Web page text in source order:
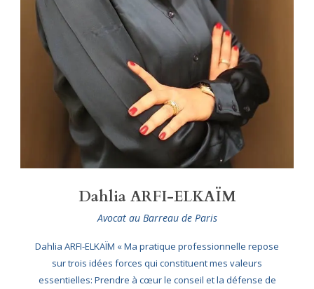
Dahlia ARFI-ELKAÏM
Avocat au Barreau de Paris
Dahlia ARFI-ELKAÏM « Ma pratique professionnelle repose
sur trois idées forces qui constituent mes valeurs
essentielles: Prendre à cœur le conseil et la défense de